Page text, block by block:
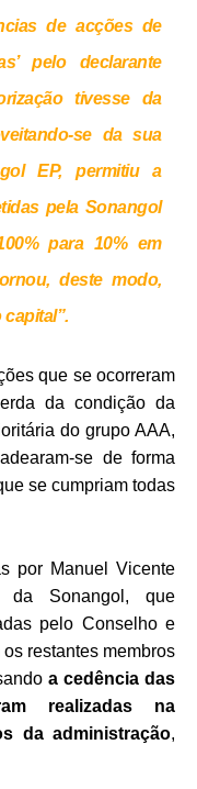
de acções de
pelo declarante
tivesse da
se da sua
EP, permitiu a
pela Sonangol
para 10% em
deste modo,
que se ocorreram
da condição da
do grupo AAA,
se de forma
se cumpriam todas
por Manuel Vicente
da Sonangol, que
pelo Conselho e
restantes membros
a cedência das
realizadas na
da administração,